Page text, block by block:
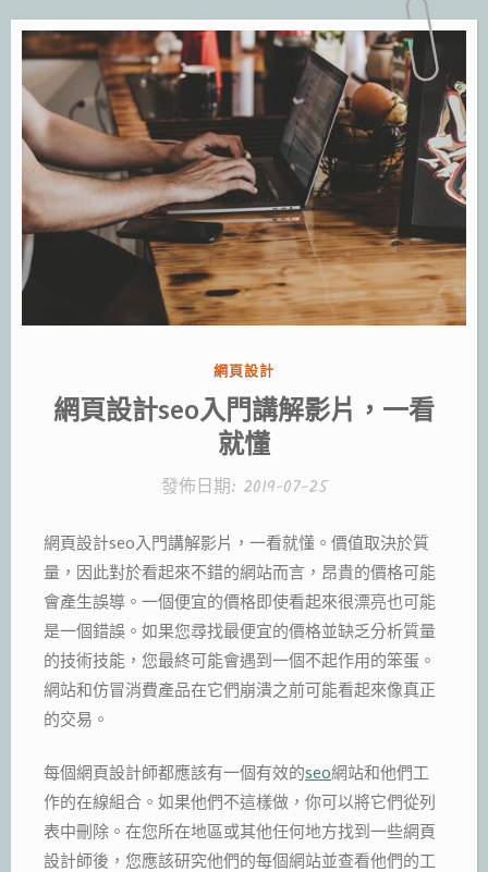
分
類:
網頁設計
網頁設計seo入門講解影片，一看
就懂
發佈日期: 2019-07-25
網頁設計seo入門講解影片，一看就懂。價值取決於質
量，因此對於看起來不錯的網站而言，昂貴的價格可能
會產生誤導。一個便宜的價格即使看起來很漂亮也可能
是一個錯誤。如果您尋找最便宜的價格並缺乏分析質量
的技術技能，您最終可能會遇到一個不起作用的笨蛋。
網站和仿冒消費產品在它們崩潰之前可能看起來像真正
的交易。
每個網頁設計師都應該有一個有效的seo網站和他們工
作的在線組合。如果他們不這樣做，你可以將它們從列
表中刪除。在您所在地區或其他任何地方找到一些網頁
設計師後，您應該研究他們的每個網站並查看他們的工